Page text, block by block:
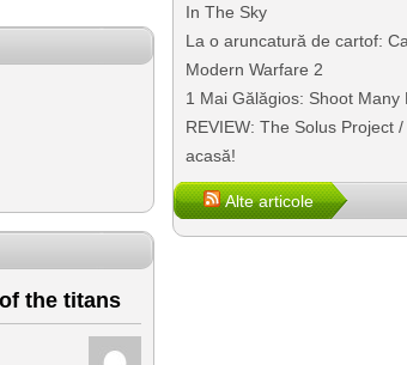
the titans
In The Sky
La o aruncatură de cartof:
Modern Warfare 2
1 Mai Gălăgios: Shoot Many
REVIEW: The Solus Project
acasă!
Alte articole